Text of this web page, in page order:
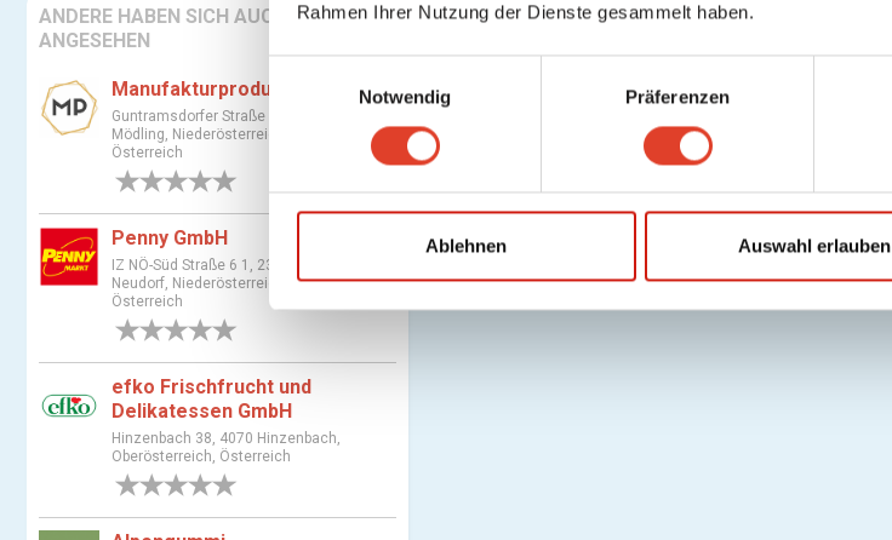
Rahmen Ihrer Nutzung der Dienste gesammelt haben.
i
l
i
g
n
g
s
a
Notwendig Präferenzen
Ablehnen Auswahl erlauben
ANDERE HABEN SICH AUCH
ANGESEHEN
Manufakturprodukte
Guntramsdorfer Straße 4a, 2340
Mödling, Niederösterreich,
Österreich
Penny GmbH
IZ NÖ-Süd Straße 6 1, 2351 Wiener
Neudorf, Niederösterreich,
Österreich
efko Frischfrucht und
Delikatessen GmbH
Hinzenbach 38, 4070 Hinzenbach,
Oberösterreich, Österreich